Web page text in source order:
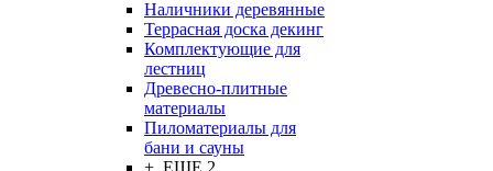
Наличники деревянные
Террасная доска декинг
Комплектующие для
лестниц
Древесно-плитные
материалы
Пиломатериалы для
бани и сауны
+ ЕЩЕ 2